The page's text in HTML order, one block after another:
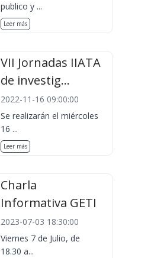
publico y ...
Leer más
VII Jornadas IIATA
de investig...
2022-11-16 09:00:00
Se realizarán el miércoles
16 ...
Leer más
Charla
Informativa GETI
2023-07-03 18:30:00
Viernes 7 de Julio, de
18.30 a...